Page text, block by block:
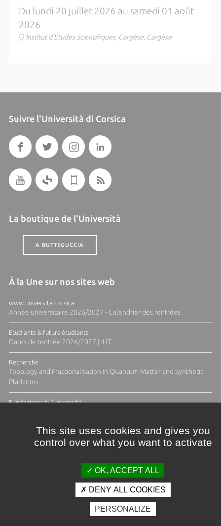
Du lundi 20 juillet 2026 au samedi 01 août
2026
Institut d'Etudes Scientifiques, Cargèse, Cargèse
Suivre l'Università di Corsica
La boutique de l'Università
A BUTTEGUCCIA
À la Une sur nos sites web
www.universita.corsica
Année universitaire 2026/2027 - Calendrier des rentrées
Etudiants & futurs étudiants
Dates de rentrée 2026/2027 | IUT
Recherche
Topology and Fractionalisation in Quantum Matter and Synthetic
Platforms
Fundazione di l'Università
Crédits et mentions légales
Espace presse
Photothèque
This site uses cookies and gives you
control over what you want to activate
OK, ACCEPT ALL
DENY ALL COOKIES
PERSONALIZE